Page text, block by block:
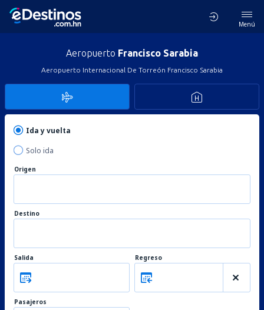
Menú
Aeropuerto Francisco Sarabia
Aeropuerto Internacional De Torreón Francisco Sarabia
Ida y vuelta
Solo ida
Origen
Destino
Salida Regreso
Pasajeros